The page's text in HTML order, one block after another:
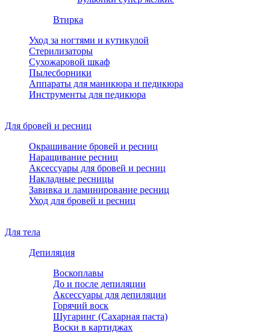
Втирка
Уход за ногтями и кутикулой
Стерилизаторы
Сухожаровой шкаф
Пылесборники
Аппараты для маникюра и педикюра
Инструменты для педикюра
Для бровей и ресниц
Окрашивание бровей и ресниц
Наращивание ресниц
Аксессуары для бровей и ресниц
Накладные ресницы
Завивка и ламинирование ресниц
Уход для бровей и ресниц
Для тела
Депиляция
Воскоплавы
До и после депиляции
Аксессуары для депиляции
Горячий воск
Шугаринг (Сахарная паста)
Воски в картиджах